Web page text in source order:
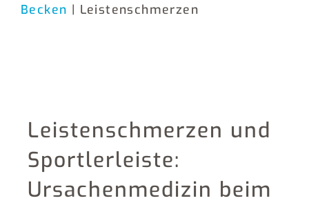
Becken | Leistenschmerzen
Leistenschmerzen und
Sportlerleiste:
Ursachenmedizin beim